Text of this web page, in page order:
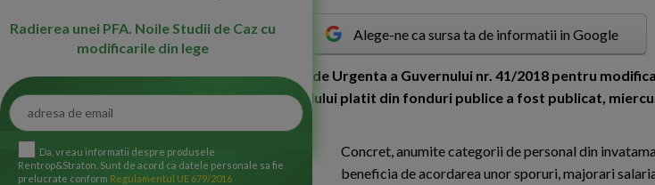
Alege-ne ca sursa ta de informatii in Google
Legea privind aprobarea Ordonantei de Urgenta a Guvernului nr. 41/2018 pentru
153/2017 privind salarizarea personalului platit din fonduri publice a fost publicat,
partea I, din 17 aprilie 2019.
Concret, anumite categorii de personal din
beneficia de acordarea unor sporuri, majorari
Radierea unei PFA. Noile Studii de Caz cu
modificarile din lege
Da, vreau informatii despre produsele
Rentrop&Straton. Sunt de acord ca datele personale sa fie
prelucrate conform Regulamentul UE 679/2016